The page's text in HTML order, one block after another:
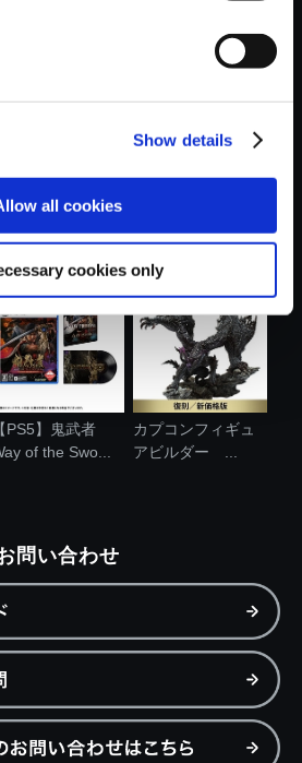
Show details
all cookies
cookies only
ンスターハンタ
ワイルズ ....
アッシュク....
【PS5】鬼武者
of the Swo...
カプコンフィギュ
アビルダー ...
問い合わせ